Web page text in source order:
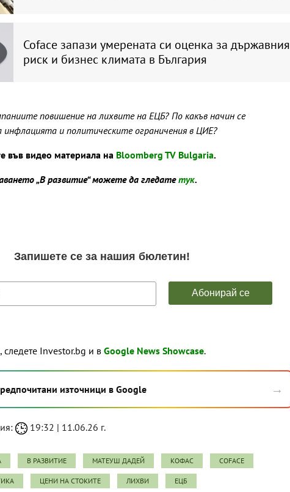
Coface запази умерената си оценка за държавния
риск и бизнес климата в България
повишение на лихвите на ЕЦБ? По какъв начин се
инфлацията и политическите ограничения в ЦИЕ?
във видео материала на Bloomberg TV Bulgaria.
„В развитие“ можете да гледатетук.
следете Investor.bg и вGoogle News Showcase.
източници в Google →
19:32 | 11.06.26 г.
В РАЗВИТИЕ МАТЕУШ ДАДЕЙ КОФАС COFACE
ЦЕНИ НА СТОКИТЕ ЛИХВИ ЕЦБ